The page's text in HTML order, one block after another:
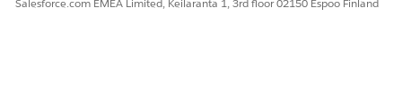
Salesforce.com EMEA Limited, Keilaranta 1, 3rd floor 02150 Espoo Finland